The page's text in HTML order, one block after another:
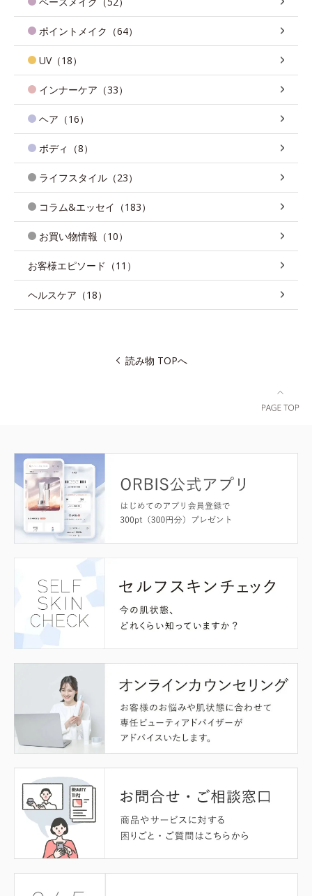
ポイントメイク（64）
UV（18）
インナーケア（33）
ヘア（16）
ボディ（8）
ライフスタイル（23）
コラム&エッセイ（183）
お買い物情報（10）
お客様エピソード（11）
ヘルスケア（18）
読み物 TOPへ